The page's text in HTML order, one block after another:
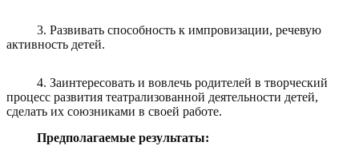
3. Развивать способность к импровизации, речевую
активность детей.
4. Заинтересовать и вовлечь родителей в творческий
процесс развития театрализованной деятельности детей,
сделать их союзниками в своей работе.
Предполагаемые результаты: